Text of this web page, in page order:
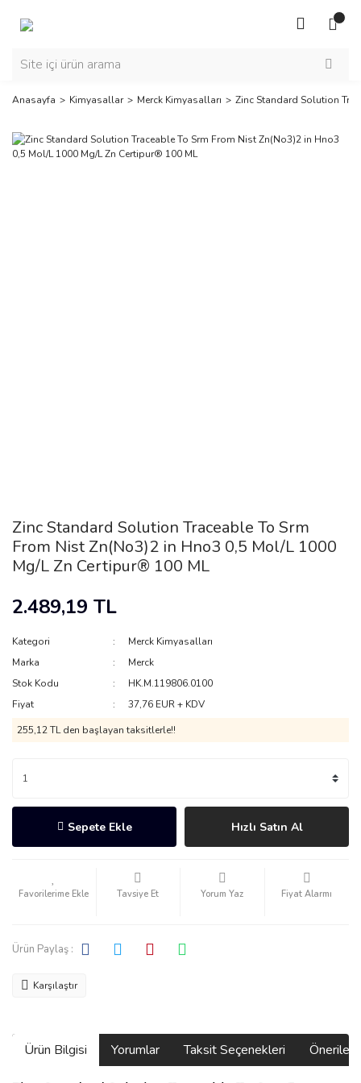
Anasayfa Kimyasallar Merck Kimyasalları Zinc Standard Solution
Zinc Standard Solution Traceable To Srm
From Nist Zn(No3)2 in Hno3 0,5 Mol/L 1000
Mg/L Zn Certipur® 100 ML
2.489,19 TL
Kategori
Merck Kimyasalları
Marka
Merck
Stok Kodu
HK.M.119806.0100
Fiyat
37,76 EUR + KDV
255,12 TL den başlayan taksitlerle!!
Sepete Ekle Hızlı Satın Al
Tavsiye Et Yorum Yaz Fiyat Alarmı
Ürün Paylaş :
Karşılaştır
Ürün Bilgisi Yorumlar Taksit Seçenekleri